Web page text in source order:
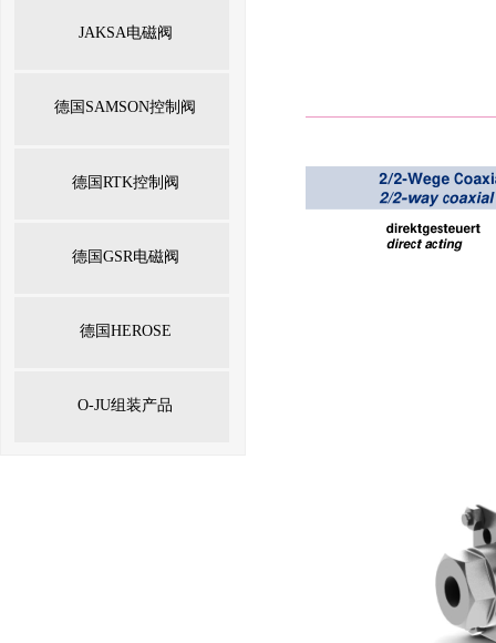
JAKSA电磁阀
德国SAMSON控制阀
德国RTK控制阀
德国GSR电磁阀
德国HEROSE
O-JU组装产品